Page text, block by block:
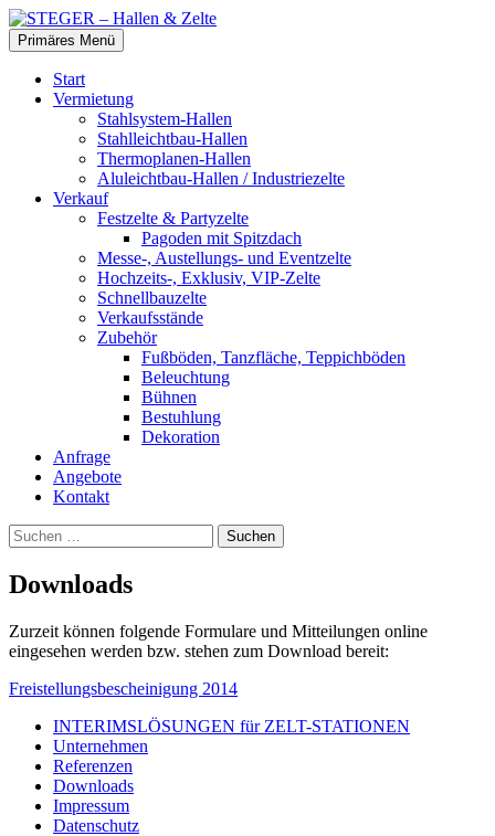
Zum
Inhalt
springen
STEGER – Hallen & Zelte
Suchen
Primäres Menü
Start
Vermietung
Stahlsystem-Hallen
Stahlleichtbau-Hallen
Thermoplanen-Hallen
Aluleichtbau-Hallen / Industriezelte
Verkauf
Festzelte & Partyzelte
Pagoden mit Spitzdach
Messe-, Austellungs- und Eventzelte
Hochzeits-, Exklusiv, VIP-Zelte
Schnellbauzelte
Verkaufsstände
Zubehör
Fußböden, Tanzfläche, Teppichböden
Beleuchtung
Bühnen
Bestuhlung
Dekoration
Anfrage
Angebote
Kontakt
Suchen
nach:
Downloads
Zurzeit können folgende Formulare und Mitteilungen online
eingesehen werden bzw. stehen zum Download bereit:
Freistellungsbescheinigung 2014
Vermietung, Verkauf, Service
INTERIMSLÖSUNGEN für ZELT-STATIONEN
Unternehmen
Referenzen
Downloads
Impressum
Datenschutz